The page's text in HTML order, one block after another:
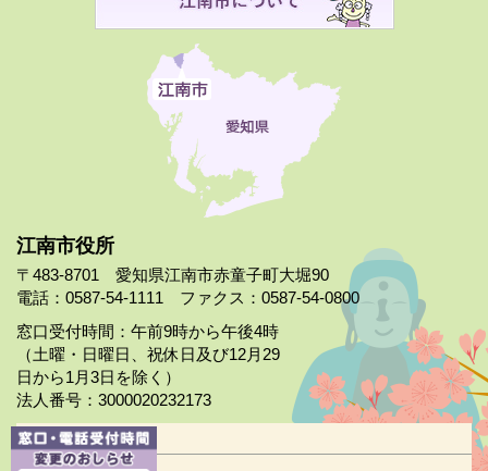
江南市役所
〒483-8701 愛知県江南市赤童子町大堀90
電話：0587-54-1111 ファクス：0587-54-0800
窓口受付時間：午前9時から午後4時
（土曜・日曜日、祝休日及び12月29
日から1月3日を除く）
法人番号：3000020232173
市役所案内